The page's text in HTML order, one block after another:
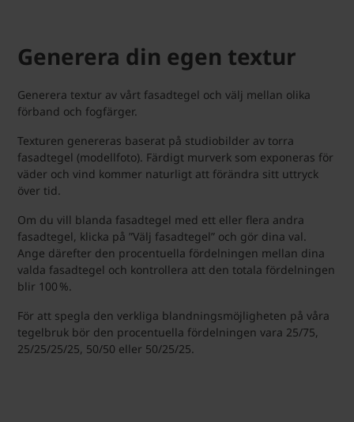
Generera din egen textur
Generera textur av vårt fasadtegel och välj mellan olika
förband och fogfärger.
Texturen genereras baserat på studiobilder av torra
fasadtegel (modellfoto). Färdigt murverk som exponeras för
väder och vind kommer naturligt att förändra sitt uttryck
över tid.
Om du vill blanda fasadtegel med ett eller flera andra
fasadtegel, klicka på ”Välj fasadtegel” och gör dina val.
Ange därefter den procentuella fördelningen mellan dina
valda fasadtegel och kontrollera att den totala fördelningen
blir 100 %.
För att spegla den verkliga blandningsmöjligheten på våra
tegelbruk bör den procentuella fördelningen vara 25/75,
25/25/25/25, 50/50 eller 50/25/25.